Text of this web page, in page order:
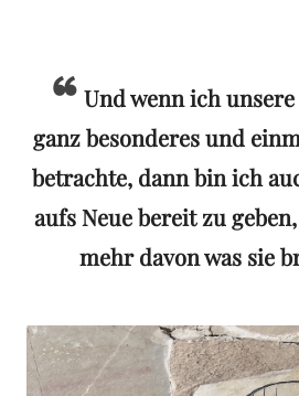
Und wenn ich
ganz besonderes und
betrachte, dann bin ich
aufs Neue bereit zu
mehr davon was sie